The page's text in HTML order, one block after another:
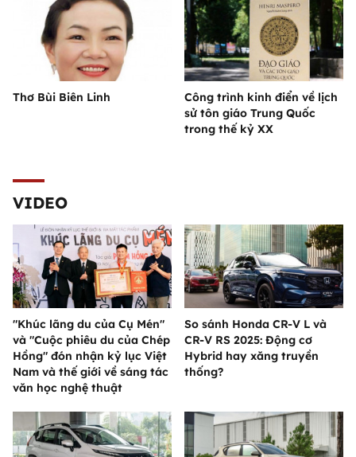
Thơ Bùi Biên Linh
Công trình kinh điển về lịch
sử tôn giáo Trung Quốc
trong thế kỷ XX
VIDEO
"Khúc lãng du của Cụ Mén"
và "Cuộc phiêu du của Chép
Hồng" đón nhận kỷ lục Việt
Nam và thế giới về sáng tác
văn học nghệ thuật
So sánh Honda CR-V L và
CR-V RS 2025: Động cơ
Hybrid hay xăng truyền
thống?